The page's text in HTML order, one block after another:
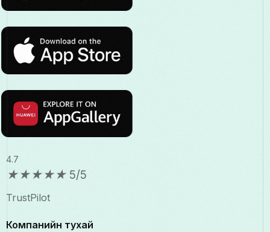
4.7
★★★★★ 5/5
TrustPilot
Компанийн тухай